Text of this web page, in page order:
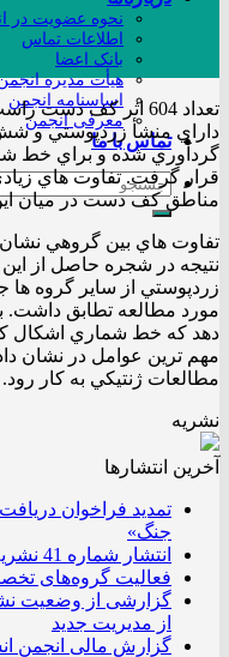
نحوه عضویت در
اطلاعات تماس
بانک اعضا
هیأت مدیره
اساسنامه انجمن
معرفی انجمن
تماس با ما
داراي منشأ زردپوستي و
گردآوري شده و براي خط
قرار گرفت. تفاوت هاي
مناطق كف دست در ميان
تفاوت هاي بين گروهي نشان
نتيجه در شجره حاصل از
زردپوستي از ساير گروه ها
مورد مطالعه تطابق داشت.
دهد كه خط شماري اشكال
مهم ترين عوامل در نشان
مطالعات ژنتيكي به كار رود.
نشریه
آخرین انتشار‌ها
تمدید فراخوان
جنگ»
انتشار شماره 41 نشریه نامه انسان‌شناسی
فعالیت گروه‌های
گزارشی از وضعیت
از مدیریت جدید
گزارش مالی انجمن